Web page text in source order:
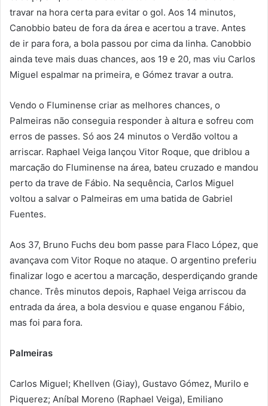
travar na hora certa para evitar o gol. Aos 14 minutos,
Canobbio bateu de fora da área e acertou a trave. Antes
de ir para fora, a bola passou por cima da linha. Canobbio
ainda teve mais duas chances, aos 19 e 20, mas viu Carlos
Miguel espalmar na primeira, e Gómez travar a outra.
Vendo o Fluminense criar as melhores chances, o
Palmeiras não conseguia responder à altura e sofreu com
erros de passes. Só aos 24 minutos o Verdão voltou a
arriscar. Raphael Veiga lançou Vitor Roque, que driblou a
marcação do Fluminense na área, bateu cruzado e mandou
perto da trave de Fábio. Na sequência, Carlos Miguel
voltou a salvar o Palmeiras em uma batida de Gabriel
Fuentes.
Aos 37, Bruno Fuchs deu bom passe para Flaco López, que
avançava com Vitor Roque no ataque. O argentino preferiu
finalizar logo e acertou a marcação, desperdiçando grande
chance. Três minutos depois, Raphael Veiga arriscou da
entrada da área, a bola desviou e quase enganou Fábio,
mas foi para fora.
Palmeiras
Carlos Miguel; Khellven (Giay), Gustavo Gómez, Murilo e
Piquerez; Aníbal Moreno (Raphael Veiga), Emiliano